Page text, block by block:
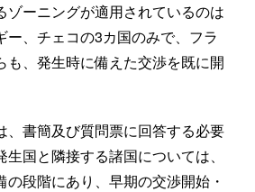
ゾーニングが適用されているのは
ー、チェコの3カ国のみで、フラ
も、発生時に備えた交渉を既に開
、書簡及び質問票に回答する必要
国と隣接する諸国については、
段階にあり、早期の交渉開始・